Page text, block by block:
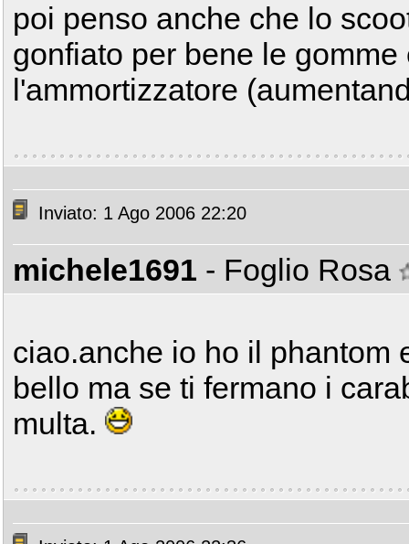
poi penso anche che lo
gonfiato per bene le gomme
l'ammortizzatore
Inviato: 1 Ago 2006 22:20
michele1691 - Foglio Rosa
ciao.anche io ho il phantom
bello ma se ti fermano i
multa.